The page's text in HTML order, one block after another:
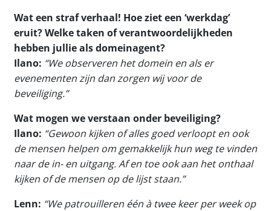
Wat een straf verhaal! Hoe ziet een ‘werkdag’
eruit? Welke taken of verantwoordelijkheden
hebben jullie als domeinagent?
Ilano: “We observeren het domein en als er
evenementen zijn dan zorgen wij voor de
beveiliging.”
Wat mogen we verstaan onder beveiliging?
Ilano: “Gewoon kijken of alles goed verloopt en ook
de mensen helpen om gemakkelijk hun weg te vinden
naar de in- en uitgang. Af en toe ook aan het onthaal
kijken of de mensen op de lijst staan.”
Lenn: “We patrouilleren één à twee keer per week op